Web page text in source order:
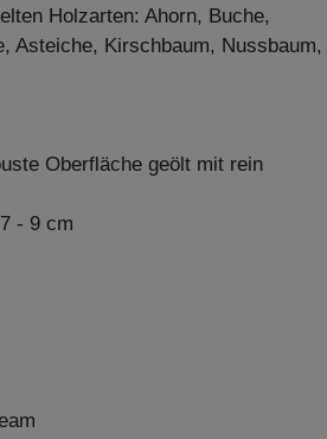
Holzarten: Ahorn, Buche,
Asteiche, Kirschbaum, Nussbaum,
Oberfläche geölt mit rein
- 9 cm